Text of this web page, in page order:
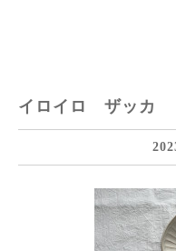
イロイロ ザッカ